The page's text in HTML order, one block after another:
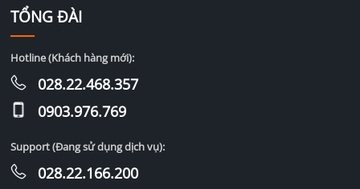
TỔNG ĐÀI
Hotline (Khách hàng mới):
028.22.468.357
0903.976.769
Support (Đang sử dụng dịch vụ):
028.22.166.200